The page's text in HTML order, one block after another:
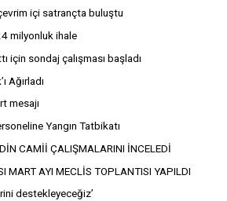
içi satrançta buluştu
milyonluk ihale
için sondaj çalışması başladı
Ağırladı
mesajı
Yangın Tatbikatı
CAMİİ ÇALIŞMALARINI İNCELEDİ
MART AYI MECLİS TOPLANTISI YAPILDI
destekleyeceğiz’